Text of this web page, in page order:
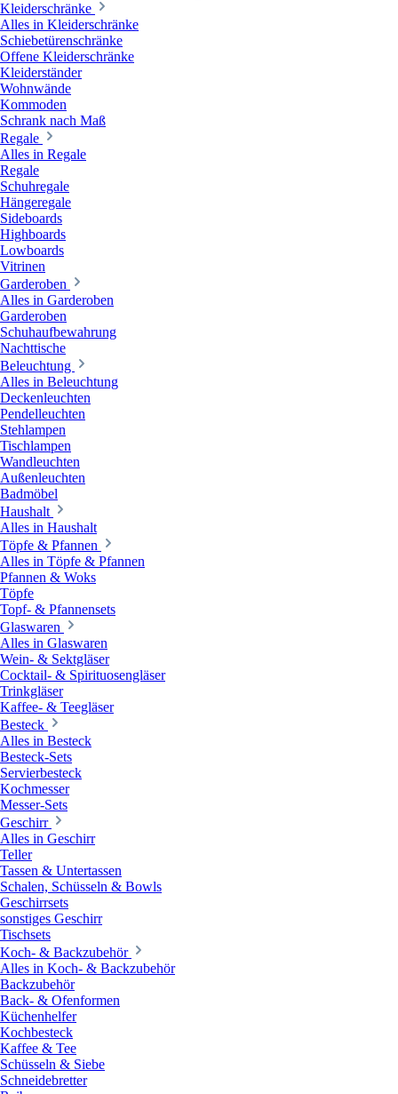
Kleiderschränke
Alles in Kleiderschränke
Schiebetürenschränke
Offene Kleiderschränke
Kleiderständer
Wohnwände
Kommoden
Schrank nach Maß
Regale
Alles in Regale
Regale
Schuhregale
Hängeregale
Sideboards
Highboards
Lowboards
Vitrinen
Garderoben
Alles in Garderoben
Garderoben
Schuhaufbewahrung
Nachttische
Beleuchtung
Alles in Beleuchtung
Deckenleuchten
Pendelleuchten
Stehlampen
Tischlampen
Wandleuchten
Außenleuchten
Badmöbel
Haushalt
Alles in Haushalt
Töpfe & Pfannen
Alles in Töpfe & Pfannen
Pfannen & Woks
Töpfe
Topf- & Pfannensets
Glaswaren
Alles in Glaswaren
Wein- & Sektgläser
Cocktail- & Spirituosengläser
Trinkgläser
Kaffee- & Teegläser
Besteck
Alles in Besteck
Besteck-Sets
Servierbesteck
Kochmesser
Messer-Sets
Geschirr
Alles in Geschirr
Teller
Tassen & Untertassen
Schalen, Schüsseln & Bowls
Geschirrsets
sonstiges Geschirr
Tischsets
Koch- & Backzubehör
Alles in Koch- & Backzubehör
Backzubehör
Back- & Ofenformen
Küchenhelfer
Kochbesteck
Kaffee & Tee
Schüsseln & Siebe
Schneidebretter